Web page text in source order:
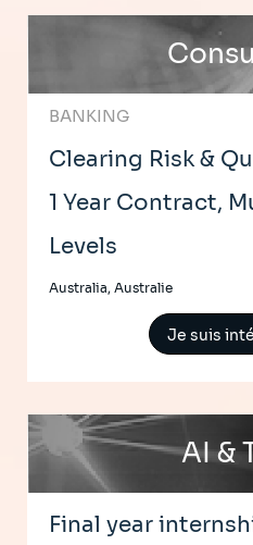
BANKING
Clearing Risk &
1 Year Contract,
Levels
Australia, Australie
Je suis
AI &
Final year